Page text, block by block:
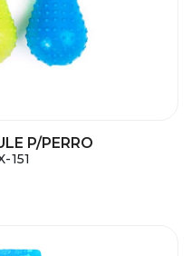
P/PERRO
151